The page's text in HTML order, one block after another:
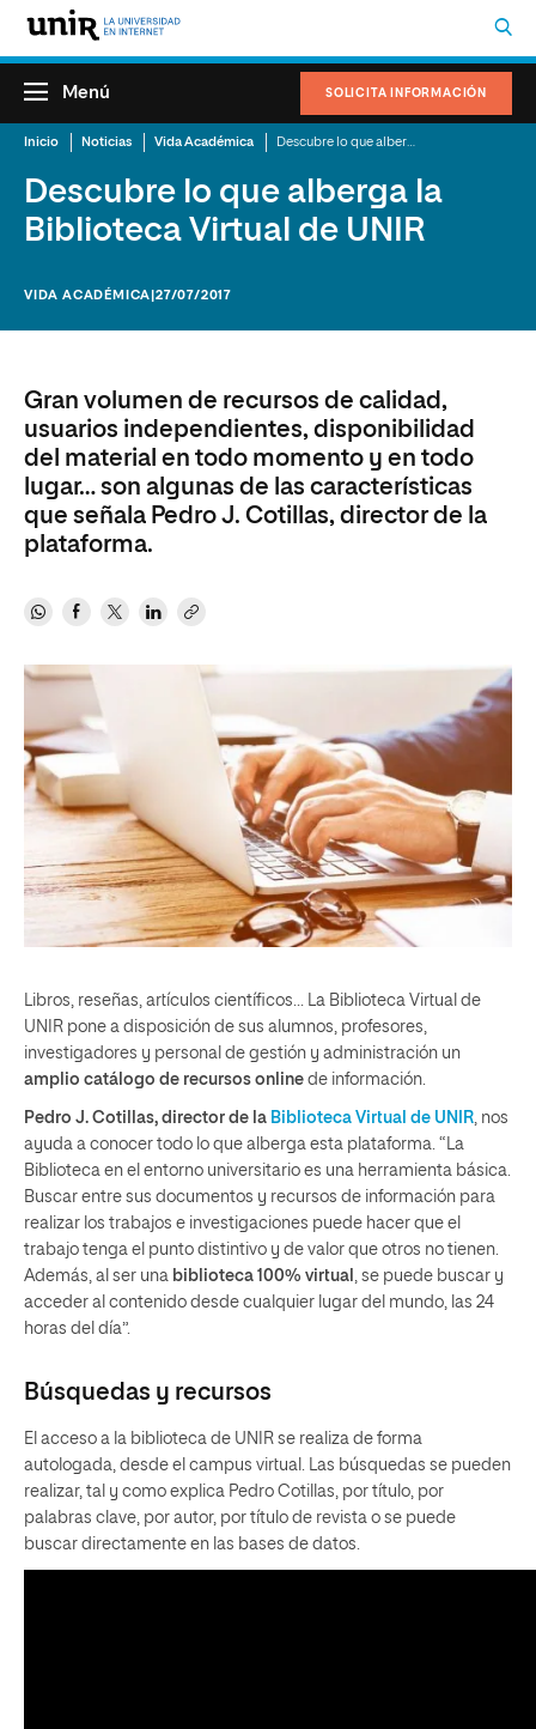
SOLICITA INFORMACIÓN
Menú
Inicio Noticias Vida Académica
Descubre lo que alberga la
Biblioteca Virtual de UNIR
VIDA ACADÉMICA |27/07/2017
Gran volumen de recursos de calidad,
usuarios independientes, disponibilidad
del material en todo momento y en todo
lugar… son algunas de las características
que señala Pedro J. Cotillas, director de la
plataforma.
Libros, reseñas, artículos científicos… La Biblioteca Virtual de
UNIR pone a disposición de sus alumnos, profesores,
investigadores y personal de gestión y administración un
amplio catálogo de recursos online de información.
Pedro J. Cotillas, director de la Biblioteca Virtual de UNIR, nos
ayuda a conocer todo lo que alberga esta plataforma. “La
Biblioteca en el entorno universitario es una herramienta básica.
Buscar entre sus documentos y recursos de información para
realizar los trabajos e investigaciones puede hacer que el
trabajo tenga el punto distintivo y de valor que otros no tienen.
Además, al ser una biblioteca 100% virtual , se puede buscar y
acceder al contenido desde cualquier lugar del mundo, las 24
horas del día”.
Búsquedas y recursos
El acceso a la biblioteca de UNIR se realiza de forma
autologada, desde el campus virtual. Las búsquedas se pueden
realizar, tal y como explica Pedro Cotillas, por título, por
palabras clave, por autor, por título de revista o se puede
buscar directamente en las bases de datos.